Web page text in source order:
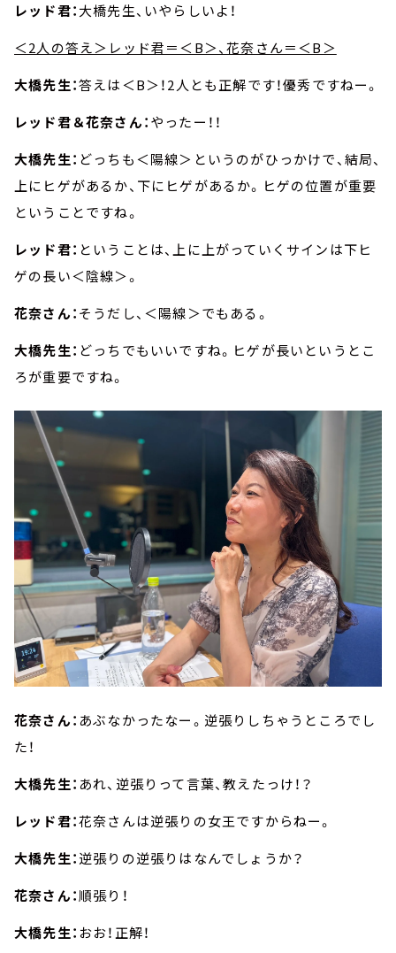
レッド君：大橋先生、いやらしいよ！
＜2人の答え＞レッド君＝＜B＞、花奈さん＝＜B＞
大橋先生：答えは＜B＞！2人とも正解です！優秀ですねー。
レッド君＆花奈さん：やったー！！
大橋先生： どっちも＜陽線＞というのがひっかけで、結局、
上にヒゲがあるか、下にヒゲがあるか。ヒゲの位置が重要
ということですね。
レッド君： ということは、上に上がっていくサインは下ヒ
ゲの長い＜陰線＞。
花奈さん：そうだし、＜陽線＞でもある。
大橋先生： どっちでもいいですね。ヒゲが長いというとこ
ろが重要ですね。
花奈さん： あぶなかったなー。逆張りしちゃうところでし
た！
大橋先生： あれ、逆張りって言葉、教えたっけ！？
レッド君：花奈さんは逆張りの女王ですからねー。
大橋先生：逆張りの逆張りはなんでしょうか？
花奈さん：順張り！
大橋先生： おお！正解！